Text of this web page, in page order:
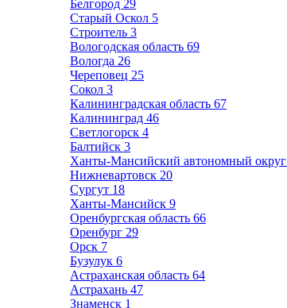
Белгород 29
Старый Оскол 5
Строитель 3
Вологодская область 69
Вологда 26
Череповец 25
Сокол 3
Калининградская область 67
Калининград 46
Светлогорск 4
Балтийск 3
Ханты-Мансийский автономный округ
Нижневартовск 20
Сургут 18
Ханты-Мансийск 9
Оренбургская область 66
Оренбург 29
Орск 7
Бузулук 6
Астраханская область 64
Астрахань 47
Знаменск 1